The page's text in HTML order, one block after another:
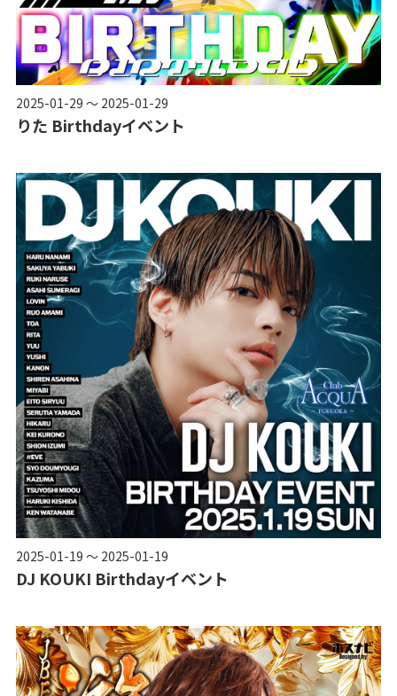
2025-01-29 ～ 2025-01-29
りた Birthdayイベント
2025-01-19 ～ 2025-01-19
DJ KOUKI Birthdayイベント